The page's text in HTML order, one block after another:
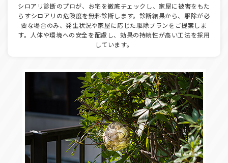
シロアリ診断のプロが、お宅を徹底チェックし、家屋に被害をもた
らすシロアリの危険度を無料診断します。診断結果から、駆除が必
要な場合のみ、発生状況や家屋に応じた駆除プランをご提案しま
す。人体や環境への安全を配慮し、効果の持続性が高い工法を採用
しています。